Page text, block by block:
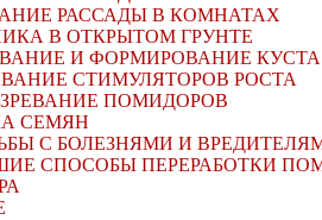
РАССАДЫ В КОМНАТАХ
В ОТКРЫТОМ ГРУНТЕ
И ФОРМИРОВАНИЕ КУСТА
СТИМУЛЯТОРОВ РОСТА
ПОМИДОРОВ
СЕМЯН
С БОЛЕЗНЯМИ И
СПОСОБЫ ПЕРЕРАБОТКИ